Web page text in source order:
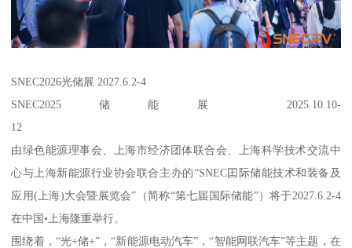
SNEC2026光储展 2027.6.2-4
SNEC2025储能展 2025.10.10-
12
由绿色能源理事会、上海市经济团体联合会、上海科学技术交流中
心与上海新能源行业协会联合主办的“SNEC囯际储能技术和装备及
应用(上海)大会暨展览会”（简称“第七届国际储能”）将于2027.6.2-4
在中国•上海隆重举行。
围绕着，“光+储+”，“新能源电动汽车”，“智能网联汽车”等主题，在